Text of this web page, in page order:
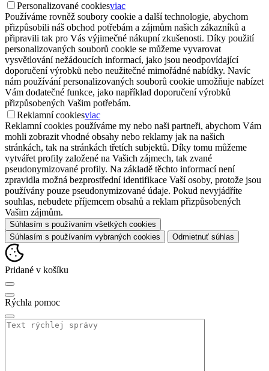
Personalizované cookiesviac
Používáme rovněž soubory cookie a další technologie, abychom
přizpůsobili náš obchod potřebám a zájmům našich zákazníků a
připravili tak pro Vás výjimečné nákupní zkušenosti. Díky použití
personalizovaných souborů cookie se můžeme vyvarovat
vysvětlování nežádoucích informací, jako jsou neodpovídající
doporučení výrobků nebo neužitečné mimořádné nabídky. Navíc
nám používání personalizovaných souborů cookie umožňuje nabízet
Vám dodatečné funkce, jako například doporučení výrobků
přizpůsobených Vašim potřebám.
Reklamní cookiesviac
Reklamní cookies používáme my nebo naši partneři, abychom Vám
mohli zobrazit vhodné obsahy nebo reklamy jak na našich
stránkách, tak na stránkách třetích subjektů. Díky tomu můžeme
vytvářet profily založené na Vašich zájmech, tak zvané
pseudonymizované profily. Na základě těchto informací není
zpravidla možná bezprostřední identifikace Vaší osoby, protože jsou
používány pouze pseudonymizované údaje. Pokud nevyjádříte
souhlas, nebudete příjemcem obsahů a reklam přizpůsobených
Vašim zájmům.
Súhlasím s používaním všetkých cookies
Súhlasím s používaním vybraných cookies
Odmietnuť súhlas
Pridané v košíku
Rýchla pomoc